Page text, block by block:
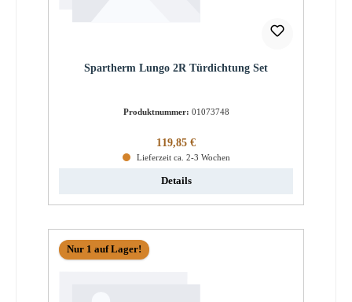
Spartherm Lungo 2R Türdichtung Set
Produktnummer: 01073748
Regulärer Preis:
119,85 €
Lieferzeit ca. 2-3 Wochen
Details
Nur 1 auf Lager!